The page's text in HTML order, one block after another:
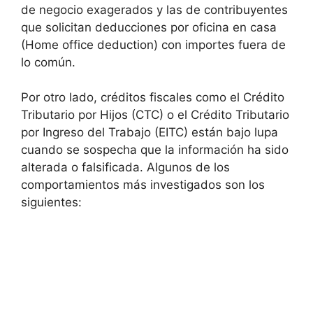
de negocio exagerados y las de contribuyentes
que solicitan deducciones por oficina en casa
(Home office deduction) con importes fuera de
lo común.
Por otro lado, créditos fiscales como el Crédito
Tributario por Hijos (CTC) o el Crédito Tributario
por Ingreso del Trabajo (EITC) están bajo lupa
cuando se sospecha que la información ha sido
alterada o falsificada. Algunos de los
comportamientos más investigados son los
siguientes: